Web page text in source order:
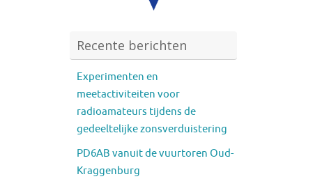
Recente berichten
Experimenten en
meetactiviteiten voor
radioamateurs tijdens de
gedeeltelijke zonsverduistering
PD6AB vanuit de vuurtoren Oud-
Kraggenburg